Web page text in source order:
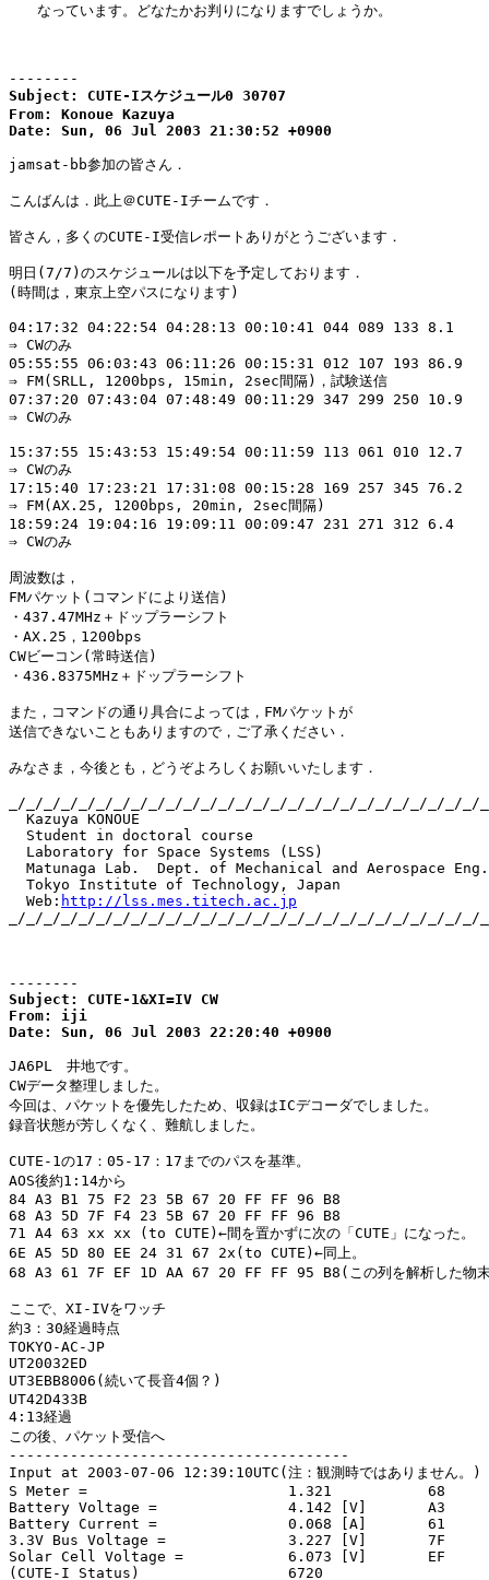
なっています。どなたかお判りになりますでしょうか。
--------
Subject: CUTE-Iスケジュール0 30707
From: Konoue Kazuya
Date: Sun, 06 Jul 2003 21:30:52 +0900
jamsat-bb参加の皆さん．
こんばんは．此上＠CUTE-Iチームです．
皆さん，多くのCUTE-I受信レポートありがとうございます．
明日(7/7)のスケジュールは以下を予定しております．
(時間は，東京上空パスになります)
04:17:32 04:22:54 04:28:13 00:10:41 044 089 133 8.1
⇒ CWのみ
05:55:55 06:03:43 06:11:26 00:15:31 012 107 193 86.9
⇒ FM(SRLL, 1200bps, 15min, 2sec間隔)，試験送信
07:37:20 07:43:04 07:48:49 00:11:29 347 299 250 10.9
⇒ CWのみ
15:37:55 15:43:53 15:49:54 00:11:59 113 061 010 12.7
⇒ CWのみ
17:15:40 17:23:21 17:31:08 00:15:28 169 257 345 76.2
⇒ FM(AX.25, 1200bps, 20min, 2sec間隔)
18:59:24 19:04:16 19:09:11 00:09:47 231 271 312 6.4
⇒ CWのみ
周波数は，
FMパケット(コマンドにより送信)
・437.47MHz＋ドップラーシフト
・AX.25，1200bps
CWビーコン(常時送信)
・436.8375MHz＋ドップラーシフト
また，コマンドの通り具合によっては，FMパケットが
送信できないこともありますので，ご了承ください．
みなさま，今後とも，どうぞよろしくお願いいたします．
_/_/_/_/_/_/_/_/_/_/_/_/_/_/_/_/_/_/_/_/_/_/_/_/_/_/_/
  Kazuya KONOUE
  Student in doctoral course
  Laboratory for Space Systems (LSS)
  Matunaga Lab.  Dept. of Mechanical and Aerospace Eng.
  Tokyo Institute of Technology, Japan
  Web:
http://lss.mes.titech.ac.jp
_/_/_/_/_/_/_/_/_/_/_/_/_/_/_/_/_/_/_/_/_/_/_/_/_/_/_/
--------
Subject: CUTE-1&XI=IV CW
From: iji
Date: Sun, 06 Jul 2003 22:20:40 +0900
JA6PL　井地です。
CWデータ整理しました。
今回は、パケットを優先したため、収録はICデコーダでしました。
録音状態が芳しくなく、難航しました。
CUTE-1の17：05-17：17までのパスを基準。
AOS後約1:14から
84 A3 B1 75 F2 23 5B 67 20 FF FF 96 B8
68 A3 5D 7F F4 23 5B 67 20 FF FF 96 B8
71 A4 63 xx xx (to CUTE)←間を置かずに次の「CUTE」になった。
6E A5 5D 80 EE 24 31 67 2x(to CUTE)←同上。
68 A3 61 7F EF 1D AA 67 20 FF FF 95 B8(この列を解析した物
ここで、XI-IVをワッチ
約3：30経過時点
TOKYO-AC-JP
UT20032ED
UT3EBB8006(続いて長音4個？)
UT42D433B
4:13経過
この後、パケット受信へ
---------------------------------------
Input at 2003-07-06 12:39:10UTC(注：観測時ではありません。)
S Meter =			1.321		68
Battery Voltage =		4.142 [V]	A3
Battery Current =		0.068 [A]	61
3.3V Bus Voltage =		3.227 [V]	7F
Solar Cell Voltage =		6.073 [V]	EF
(CUTE-I Status)			6720